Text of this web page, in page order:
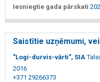
Iesniegtie gada pārskati
Saistītie uzņēmumi,
"Logi-durvis-vārti", SIA
2016
+371 29266373